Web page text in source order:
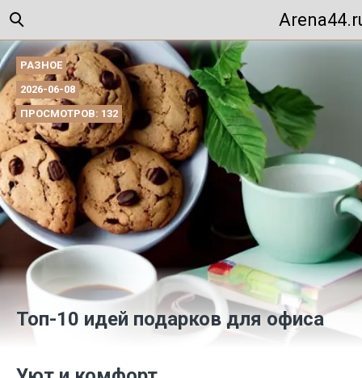
РАЗНОЕ
2026-06-08
ПРОСМОТРОВ: 132
Топ-10 идей подарков для офиса